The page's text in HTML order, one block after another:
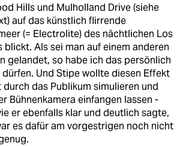
Hills und Mulholland Drive (siehe
auf das künstlich flirrende
(= Electrolite) des nächtlichen Los
blickt. Als sei man auf einem anderen
gelandet, so habe ich das persönlich
Und Stipe wollte diesen Effekt
das Publikum simulieren und
Bühnenkamera einfangen lassen -
er ebenfalls klar und deutlich sagte,
es dafür am vorgestrigen noch nicht